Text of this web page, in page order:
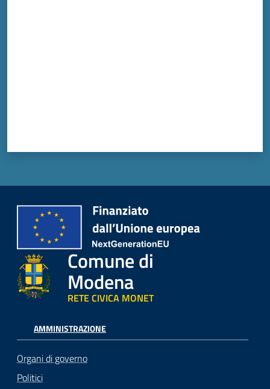
Comune di
Modena
RETE CIVICA MONET
AMMINISTRAZIONE
Organi di governo
Politici